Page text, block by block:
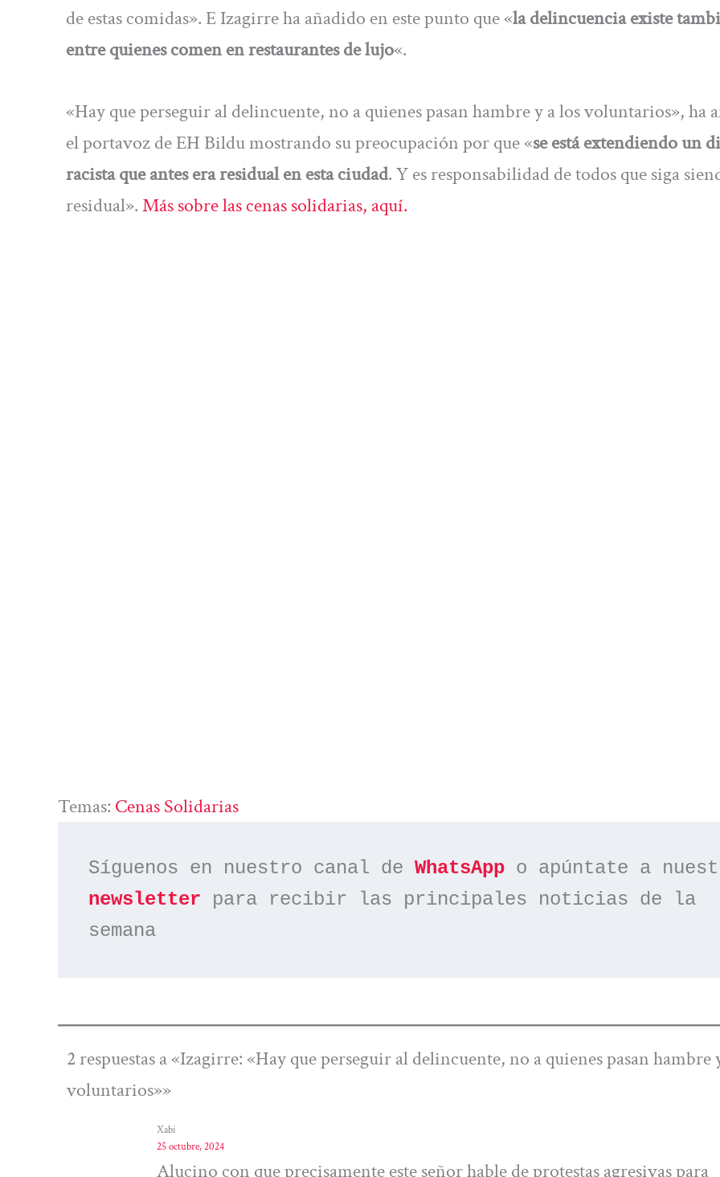
de estas comidas». E Izagirre ha añadido en este punto que «la delincuencia existe
entre quienes comen en restaurantes de lujo«.
«Hay que perseguir al delincuente, no a quienes pasan hambre y a los voluntarios», ha
el portavoz de EH Bildu mostrando su preocupación por que «se está extendiendo un
racista que antes era residual en esta ciudad. Y es responsabilidad de todos que siga
residual».Más sobre las cenas solidarias, aquí.
Temas: Cenas Solidarias
Síguenos en nuestro canal de WhatsApp
newsletter para recibir las principales noticias de la
semana
2 respuestas a «Izagirre: «Hay que perseguir al delincuente, no a quienes pasan hambre
voluntarios»»
Xabi
25 octubre, 2024
Alucino con que precisamente este señor hable de protestas agresivas para